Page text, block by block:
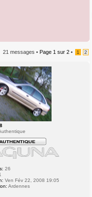
21 messages •Page 1 sur2 • 1 2
26
Ven Fév 22, 2008 19:05
Ardennes